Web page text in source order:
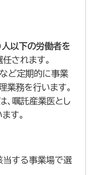
以下の労働者を
されます。
ど定期的に事業
業務を行います。
、嘱託産業医とし
す。
当する事業場で選